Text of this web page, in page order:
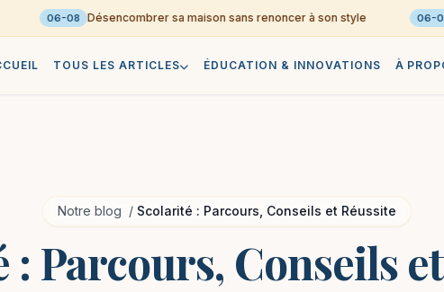
06-08 Désencombrer sa maison sans renoncer à son style 06-08
TOUS LES ARTICLES ÉDUCATION & INNOVATIONS À
Notre blog / Scolarité : Parcours, Conseils et Réussite
: Parcours, Conseils